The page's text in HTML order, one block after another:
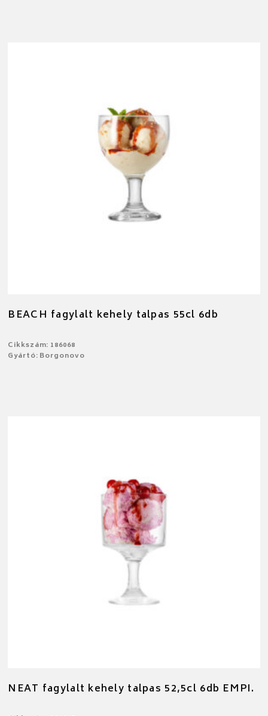
BEACH fagylalt kehely talpas 55cl 6db
Cikkszám: 186068
Gyártó: Borgonovo
NEAT fagylalt kehely talpas 52,5cl 6db EMPI.